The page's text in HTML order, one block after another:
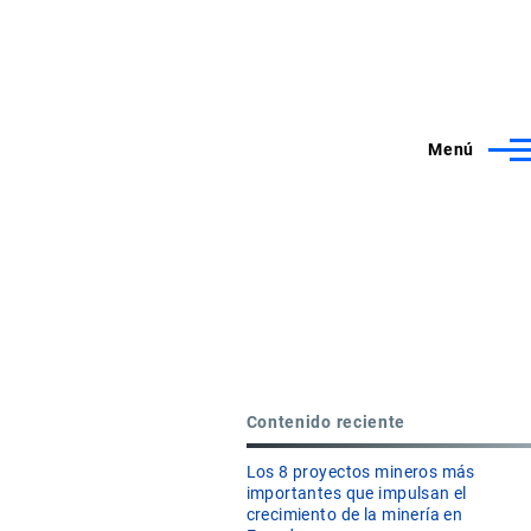
Menú
Contenido reciente
Los 8 proyectos mineros más
importantes que impulsan el
crecimiento de la minería en